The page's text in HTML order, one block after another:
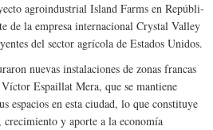
agroindustrial Island Farms en Repúbli­
de la empresa inter­nacional Crystal Valley
del sector agrícola de Estados Unidos.
nuevas ins­talaciones de zonas fran­cas
Espaillat Me­ra, que se mantiene
espacios en esta ciudad, lo que constituye
y aporte a la econo­mía